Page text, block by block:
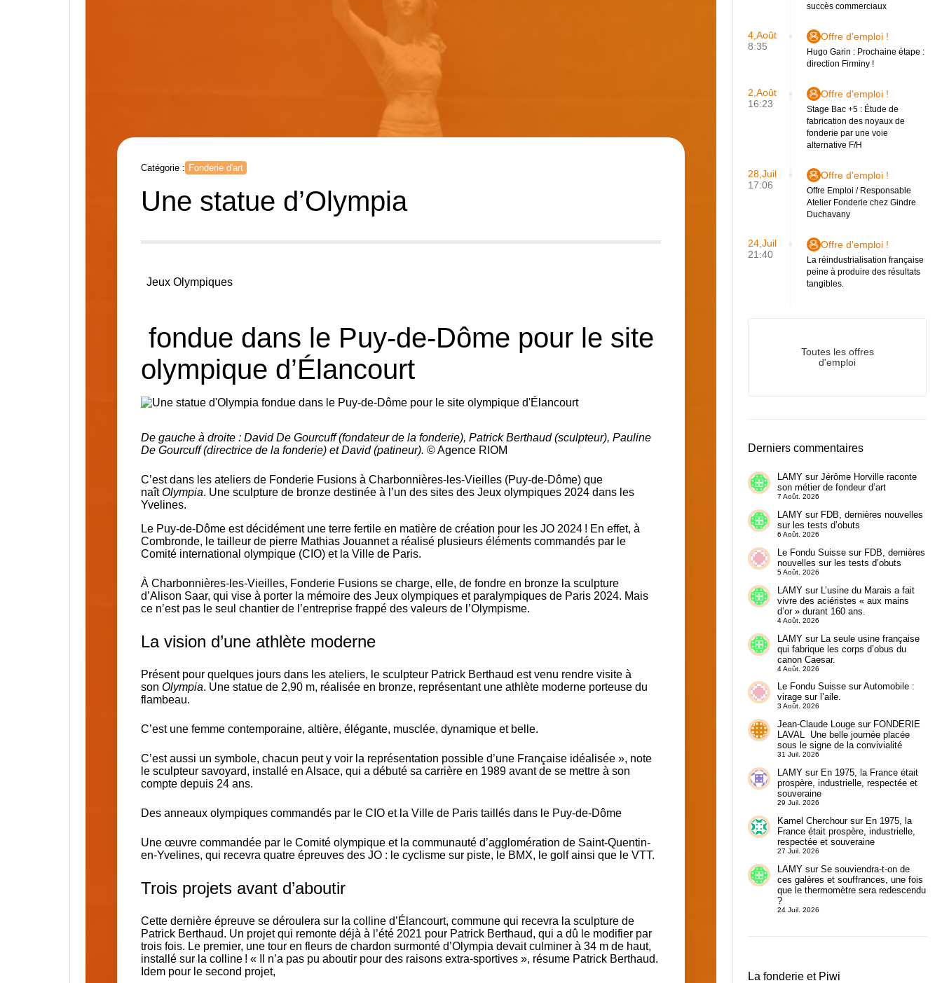
Catégorie : Fonderie d'art
Une statue d’Olympia
Jeux Olympiques
fondue dans le Puy-de-Dôme pour le site
olympique d’Élancourt
De gauche à droite : David De Gourcuff (fondateur de la fonderie), Patrick Berthaud (sculpteur), Pauline
De Gourcuff (directrice de la fonderie) et David (patineur). © Agence RIOM
C’est dans les ateliers deFonderie Fusions à Charbonnières-les-Vieilles (Puy-de-Dôme) que
naîtOlympia. Une sculpture de bronze destinée à l’un des sites des Jeux olympiques 2024 dans les
Yvelines.
Le Puy-de-Dôme est décidément une terre fertile en matière de création pour les JO 2024 ! En effet, à
Combronde, le tailleur de pierre Mathias Jouannet a réalisé plusieurs éléments commandés par le
Comité international olympique (CIO) et la Ville de Paris.
À Charbonnières-les-Vieilles, Fonderie Fusions se charge, elle, de fondre en bronze la sculpture
d’Alison Saar, qui vise à porter la mémoire des Jeux olympiques et paralympiques de Paris 2024. Mais
ce n’est pas le seul chantier de l’entreprise frappé des valeurs de l’Olympisme.
La vision d’une athlète moderne
Présent pour quelques jours dans les ateliers, le sculpteur Patrick Berthaud est venu rendre visite à
son Olympia. Une statue de 2,90 m, réalisée en bronze, représentant une athlète moderne porteuse du
flambeau.
C’est une femme contemporaine, altière, élégante, musclée, dynamique et belle.
C’est aussi un symbole, chacun peut y voir la représentation possible d’une Française idéalisée », note
le sculpteur savoyard, installé en Alsace, qui a débuté sa carrière en 1989 avant de se mettre à son
compte depuis 24 ans.
Des anneaux olympiques commandés par le CIO et la Ville de Paris taillés dans le Puy-de-Dôme
Une œuvre commandée par le Comité olympique et la communauté d’agglomération de Saint-Quentin-
en-Yvelines, qui recevra quatre épreuves des JO : le cyclisme sur piste, le BMX, le golf ainsi que le VTT.
Trois projets avant d’aboutir
Cette dernière épreuve se déroulera sur la colline d’Élancourt, commune qui recevra la sculpture de
Patrick Berthaud. Un projet qui remonte déjà à l’été 2021 pour Patrick Berthaud, qui a dû le modifier par
trois fois. Le premier, une tour en fleurs de chardon surmonté d’Olympia devait culminer à 34 m de haut,
installé sur la colline ! « Il n’a pas pu aboutir pour des raisons extra-sportives », résume Patrick Berthaud.
Idem pour le second projet,
succès commerciaux
4,Août
8:35
Offre d'emploi !
Hugo Garin : Prochaine étape :
direction Firminy !
2,Août
16:23
Offre d'emploi !
Stage Bac +5 : Étude de
fabrication des noyaux de
fonderie par une voie
alternative F/H
28,Juil
17:06
Offre d'emploi !
Offre Emploi / Responsable
Atelier Fonderie chez Gindre
Duchavany
24,Juil
21:40
Offre d'emploi !
La réindustrialisation française
peine à produire des résultats
tangibles.
Toutes les offres
d'emploi
Derniers commentaires
LAMYsur Jérôme Horville raconte
son métier de fondeur d’art
7 Août. 2026
LAMYsur FDB, dernières nouvelles
sur les tests d’obuts
6 Août. 2026
Le Fondu Suissesur FDB, dernières
nouvelles sur les tests d’obuts
5 Août. 2026
LAMYsur L’usine du Marais a fait
vivre des aciéristes « aux mains
d’or » durant 160 ans.
4 Août. 2026
LAMYsur La seule usine française
qui fabrique les corps d’obus du
canon Caesar.
4 Août. 2026
Le Fondu SuissesurAutomobile :
virage sur l’aile.
3 Août. 2026
Jean-Claude Lougesur FONDERIE
LAVAL Une belle journée placée
sous le signe de la convivialité
31 Juil. 2026
LAMYsur En 1975, la France était
prospère, industrielle, respectée et
souveraine
29 Juil. 2026
Kamel Cherchoursur En 1975, la
France était prospère, industrielle,
respectée et souveraine
27 Juil. 2026
LAMYsur Se souviendra-t-on de
ces galères et souffrances, une fois
que le thermomètre sera redescendu
?
24 Juil. 2026
La fonderie et Piwi